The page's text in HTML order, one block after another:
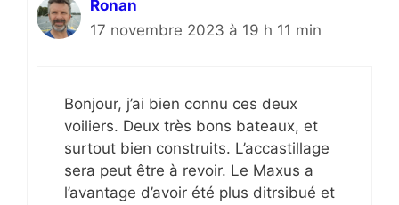
Ronan
17 novembre 2023 à 19 h 11 min
Bonjour, j’ai bien connu ces deux
voiliers. Deux très bons bateaux, et
surtout bien construits. L’accastillage
sera peut être à revoir. Le Maxus a
l’avantage d’avoir été plus ditrsibué et